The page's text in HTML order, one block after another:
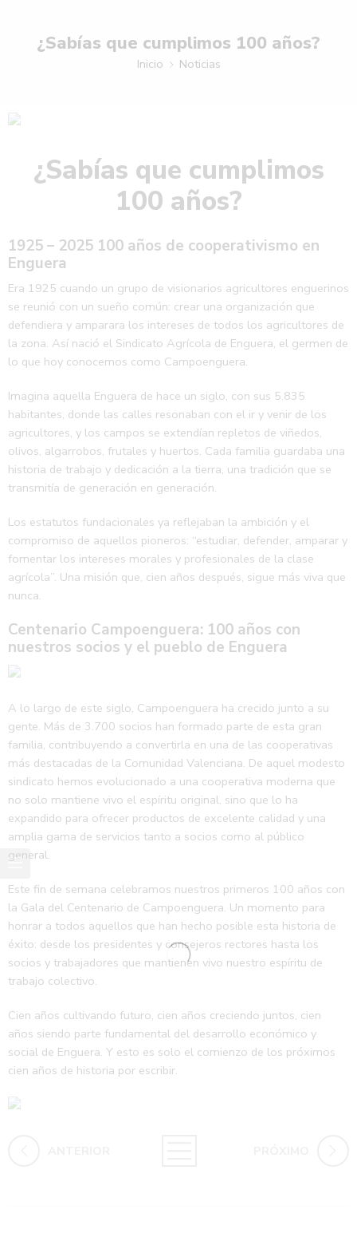
¿Sabías que cumplimos 100 años?
Inicio Noticias
¿Sabías que cumplimos
100 años?
1925 – 2025 100 años de cooperativismo en
Enguera
Era 1925 cuando un grupo de visionarios agricultores enguerinos
se reunió con un sueño común: crear una organización que
defendiera y amparara los intereses de todos los agricultores de
la zona. Así nació el Sindicato Agrícola de Enguera, el germen de
lo que hoy conocemos como Campoenguera.
Imagina aquella Enguera de hace un siglo, con sus 5.835
habitantes, donde las calles resonaban con el ir y venir de los
agricultores, y los campos se extendían repletos de viñedos,
olivos, algarrobos, frutales y huertos. Cada familia guardaba una
historia de trabajo y dedicación a la tierra, una tradición que se
transmitía de generación en generación.
Los estatutos fundacionales ya reflejaban la ambición y el
compromiso de aquellos pioneros: “estudiar, defender, amparar y
fomentar los intereses morales y profesionales de la clase
agrícola”. Una misión que, cien años después, sigue más viva que
nunca.
Centenario Campoenguera: 100 años con
nuestros socios y el pueblo de Enguera
A lo largo de este siglo, Campoenguera ha crecido junto a su
gente. Más de 3.700 socios han formado parte de esta gran
familia, contribuyendo a convertirla en una de las cooperativas
más destacadas de la Comunidad Valenciana. De aquel modesto
sindicato hemos evolucionado a una cooperativa moderna que
no solo mantiene vivo el espíritu original, sino que lo ha
expandido para ofrecer productos de excelente calidad y una
amplia gama de servicios tanto a socios como al público
general.
Este fin de semana celebramos nuestros primeros 100 años con
la Gala del Centenario de Campoenguera. Un momento para
honrar a todos aquellos que han hecho posible esta historia de
éxito: desde los presidentes y consejeros rectores hasta los
socios y trabajadores que mantienen vivo nuestro espíritu de
trabajo colectivo.
Cien años cultivando futuro, cien años creciendo juntos, cien
años siendo parte fundamental del desarrollo económico y
social de Enguera. Y esto es solo el comienzo de los próximos
cien años de historia por escribir.